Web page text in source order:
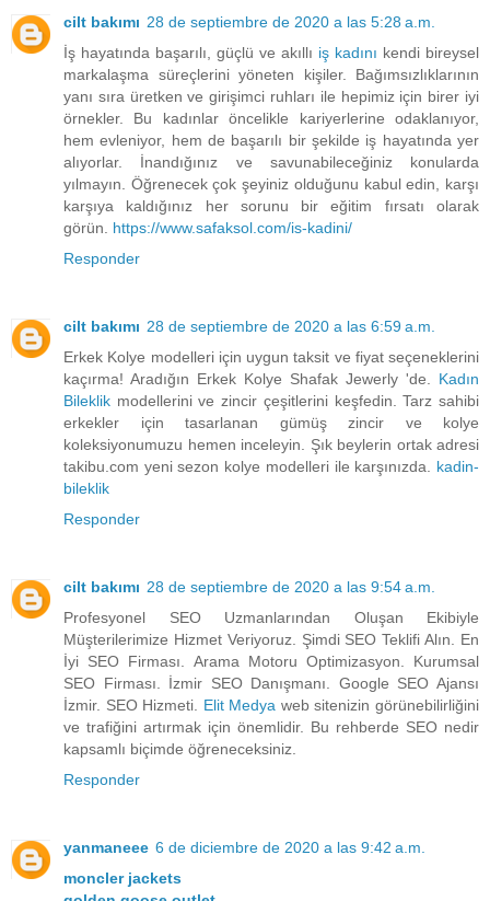
cilt bakımı 28 de septiembre de 2020 a las 5:28 a.m.
İş hayatında başarılı, güçlü ve akıllı iş kadını kendi bireysel
markalaşma süreçlerini yöneten kişiler. Bağımsızlıklarının
yanı sıra üretken ve girişimci ruhları ile hepimiz için birer iyi
örnekler. Bu kadınlar öncelikle kariyerlerine odaklanıyor,
hem evleniyor, hem de başarılı bir şekilde iş hayatında yer
alıyorlar. İnandığınız ve savunabileceğiniz konularda
yılmayın. Öğrenecek çok şeyiniz olduğunu kabul edin, karşı
karşıya kaldığınız her sorunu bir eğitim fırsatı olarak
görün. https://www.safaksol.com/is-kadini/
Responder
cilt bakımı 28 de septiembre de 2020 a las 6:59 a.m.
Erkek Kolye modelleri için uygun taksit ve fiyat seçeneklerini
kaçırma! Aradığın Erkek Kolye Shafak Jewerly 'de. Kadın
Bileklik modellerini ve zincir çeşitlerini keşfedin. Tarz sahibi
erkekler için tasarlanan gümüş zincir ve kolye
koleksiyonumuzu hemen inceleyin. Şık beylerin ortak adresi
takibu.com yeni sezon kolye modelleri ile karşınızda. kadin-
bileklik
Responder
cilt bakımı 28 de septiembre de 2020 a las 9:54 a.m.
Profesyonel SEO Uzmanlarından Oluşan Ekibiyle
Müşterilerimize Hizmet Veriyoruz. Şimdi SEO Teklifi Alın. En
İyi SEO Firması. Arama Motoru Optimizasyon. Kurumsal
SEO Firması. İzmir SEO Danışmanı. Google SEO Ajansı
İzmir. SEO Hizmeti. Elit Medya web sitenizin görünebilirliğini
ve trafiğini artırmak için önemlidir. Bu rehberde SEO nedir
kapsamlı biçimde öğreneceksiniz.
Responder
yanmaneee 6 de diciembre de 2020 a las 9:42 a.m.
moncler jackets